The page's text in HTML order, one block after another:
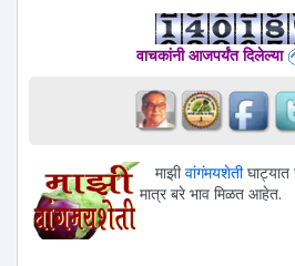
वाचकांनी आजपर्यंत दिलेल्या
माझीवांगंमयशेतीघाट्यात
मात्र बरे भाव मिळत आहेत.